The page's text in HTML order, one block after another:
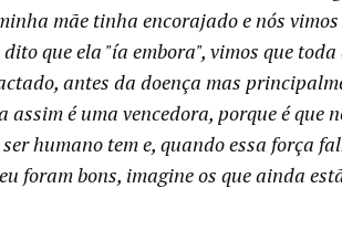
mãe tinha encorajado e nós
dito que ela "ía embora", vimos que
antes da doença mas
é uma vencedora, porque é
humano tem e, quando essa força
foram bons, imagine os que ainda